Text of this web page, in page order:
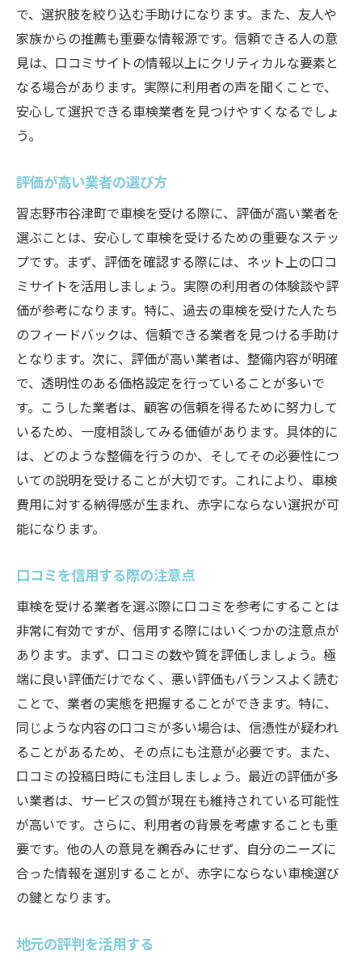
で、選択肢を絞り込む手助けになります。また、友人や
家族からの推薦も重要な情報源です。信頼できる人の意
見は、口コミサイトの情報以上にクリティカルな要素と
なる場合があります。実際に利用者の声を聞くことで、
安心して選択できる車検業者を見つけやすくなるでしょ
う。
評価が高い業者の選び方
習志野市谷津町で車検を受ける際に、評価が高い業者を
選ぶことは、安心して車検を受けるための重要なステッ
プです。まず、評価を確認する際には、ネット上の口コ
ミサイトを活用しましょう。実際の利用者の体験談や評
価が参考になります。特に、過去の車検を受けた人たち
のフィードバックは、信頼できる業者を見つける手助け
となります。次に、評価が高い業者は、整備内容が明確
で、透明性のある価格設定を行っていることが多いで
す。こうした業者は、顧客の信頼を得るために努力して
いるため、一度相談してみる価値があります。具体的に
は、どのような整備を行うのか、そしてその必要性につ
いての説明を受けることが大切です。これにより、車検
費用に対する納得感が生まれ、赤字にならない選択が可
能になります。
口コミを信用する際の注意点
車検を受ける業者を選ぶ際に口コミを参考にすることは
非常に有効ですが、信用する際にはいくつかの注意点が
あります。まず、口コミの数や質を評価しましょう。極
端に良い評価だけでなく、悪い評価もバランスよく読む
ことで、業者の実態を把握することができます。特に、
同じような内容の口コミが多い場合は、信憑性が疑われ
ることがあるため、その点にも注意が必要です。また、
口コミの投稿日時にも注目しましょう。最近の評価が多
い業者は、サービスの質が現在も維持されている可能性
が高いです。さらに、利用者の背景を考慮することも重
要です。他の人の意見を鵜呑みにせず、自分のニーズに
合った情報を選別することが、赤字にならない車検選び
の鍵となります。
地元の評判を活用する